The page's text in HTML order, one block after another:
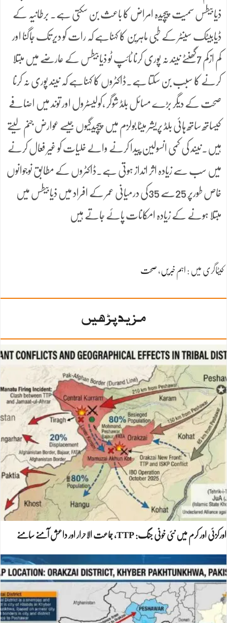
ذیابیطس سمیت پیچیدہ امراض کا باعث بن سکتی ہے۔ برطانیہ کے
ڈیابیٹک سینٹر کے طبی ماہرین کا کہناہے کہ رات کو دیر تک جاگنا اور
کم ازکم 7گھنٹے نیند نہ پوری کرنا ٹائپ ٹو ذیابیطس کے عارضے میں مبتلا
کرنے کا سبب بن سکتا ہے۔ڈاکٹروں کا کہناہے کہ نیند پوری نہ کرنا
صحت کے دیگر بڑے مسائل بلڈ شوگر ،کولیسٹرول اور توند میں اضافے
کیساتھ ساتھ ہائی بلڈ پریشر میٹا بولزم میں پیچیدگیوں جیسے عوارض جنم لیتے
ہیں۔نیند کی کمی انسولین پیدا کرنے والے خلیات کو غیر فعال کرنے
میں سب سے زیادہ اثر انداز ہوتی ہے۔ڈاکٹروں کے مطابق نوجوانوں
خاص طورپر 25سے 35کی درمیانی عمر کے افراد میں ذیابیطس میں
مبتلا ہونے کے زیادہ امکانات پائے جاتے ہیں
کیٹاگری میں : اہم خبریں ، صحت
مزید پڑھیں
اورکزئی اور کرم میں نئی خونی جنگ: TTP، جماعت الاحرار اور داعش آمنے سامنے